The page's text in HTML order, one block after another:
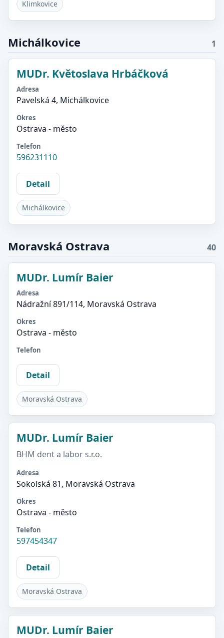
Klimkovice
Michálkovice 1
MUDr. Květoslava Hrbáčková
Adresa
Pavelská 4, Michálkovice
Okres
Ostrava - město
Telefon
596231110
Detail
Michálkovice
Moravská Ostrava 40
MUDr. Lumír Baier
Adresa
Nádražní 891/114, Moravská Ostrava
Okres
Ostrava - město
Telefon
Detail
Moravská Ostrava
MUDr. Lumír Baier
BHM dent a labor s.r.o.
Adresa
Sokolská 81, Moravská Ostrava
Okres
Ostrava - město
Telefon
597454347
Detail
Moravská Ostrava
MUDr. Lumír Baier